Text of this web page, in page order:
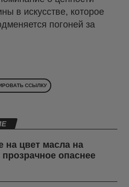
в искусстве, которое
погоней за
ССЫЛКУ
на цвет масла на
опаснее